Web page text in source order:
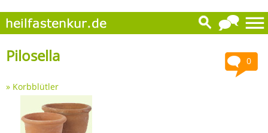
0
Pilosella
» Korbblütler